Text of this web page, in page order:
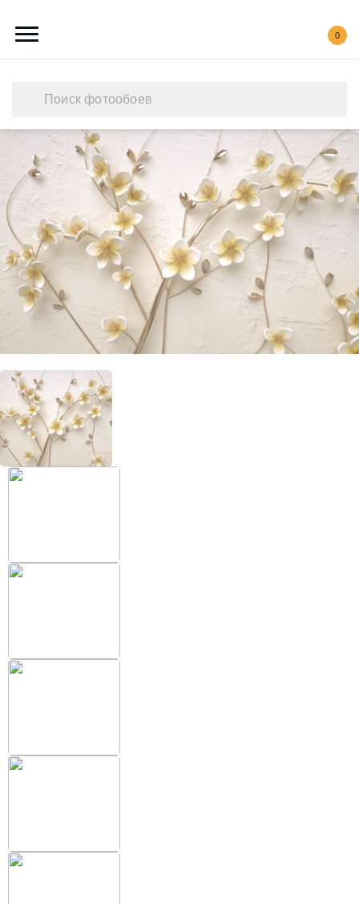
0
Каталог обоев
Наши работы
Создать свои фотообои
Акции
О нас
Контакты
+38 (097) 151 87 57
Избранное